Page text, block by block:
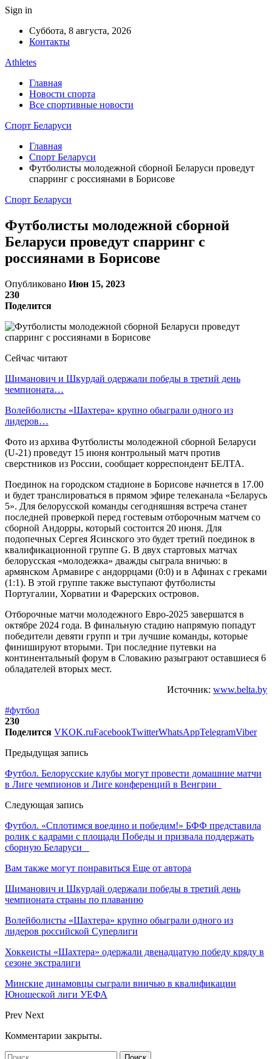
Sign in
Суббота, 8 августа, 2026
Контакты
Athletes
Главная
Новости спорта
Все спортивные новости
Спорт Беларуси
Главная
Спорт Беларуси
Футболисты молодежной сборной Беларуси проведут
спарринг с россиянами в Борисове
Спорт Беларуси
Футболисты молодежной сборной
Беларуси проведут спарринг с
россиянами в Борисове
Опубликовано Июн 15, 2023
230
Поделится
Сейчас читают
Шиманович и Шкурдай одержали победы в третий день
чемпионата…
Волейболисты «Шахтера» крупно обыграли одного из
лидеров…
Фото из архива Футболисты молодежной сборной Беларуси
(U-21) проведут 15 июня контрольный матч против
сверстников из России, сообщает корреспондент БЕЛТА.
Поединок на городском стадионе в Борисове начнется в 17.00
и будет транслироваться в прямом эфире телеканала «Беларусь
5». Для белорусской команды сегодняшняя встреча станет
последней проверкой перед гостевым отборочным матчем со
сборной Андорры, который состоится 20 июня. Для
подопечных Сергея Ясинского это будет третий поединок в
квалификационной группе G. В двух стартовых матчах
белорусская «молодежка» дважды сыграла вничью: в
армянском Армавире с андоррцами (0:0) и в Афинах с греками
(1:1). В этой группе также выступают футболисты
Португалии, Хорватии и Фарерских островов.
Отборочные матчи молодежного Евро-2025 завершатся в
октябре 2024 года. В финальную стадию напрямую попадут
победители девяти групп и три лучшие команды, которые
финишируют вторыми. Три последние путевки на
континентальный форум в Словакию разыграют оставшиеся 6
обладателей вторых мест.
Источник: www.belta.by
#футбол
230
Поделится VKOK.ruFacebookTwitterWhatsAppTelegramViber
Предыдущая запись
Футбол. Белорусские клубы могут провести домашние матчи
в Лиге чемпионов и Лиге конференций в Венгрии
Следующая запись
Футбол. «Сплотимся воедино и победим!» БФФ представила
ролик с кадрами с площади Победы и призвала поддержать
сборную Беларуси
Вам также могут понравиться Еще от автора
Шиманович и Шкурдай одержали победы в третий день
чемпионата страны по плаванию
Волейболисты «Шахтера» крупно обыграли одного из
лидеров российской Суперлиги
Хоккеисты «Шахтера» одержали двенадцатую победу кряду в
сезоне экстралиги
Минские динамовцы сыграли вничью в квалификации
Юношеской лиги УЕФА
Prev Next
Комментарии закрыты.